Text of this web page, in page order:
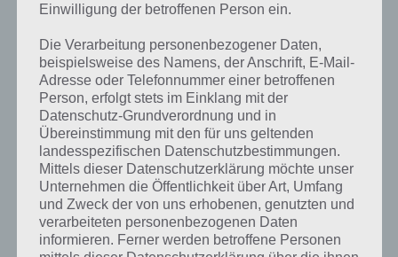
Kurze Begriffserklärung zur Lösung
Einwilligung der betroffenen Person ein.
Die Verarbeitung personenbezogener Daten,
beispielsweise des Namens, der Anschrift, E-Mail-
Adresse oder Telefonnummer einer betroffenen
Person, erfolgt stets im Einklang mit der
Datenschutz-Grundverordnung und in
Übereinstimmung mit den für uns geltenden
landesspezifischen Datenschutzbestimmungen.
Mittels dieser Datenschutzerklärung möchte unser
Unternehmen die Öffentlichkeit über Art, Umfang
und Zweck der von uns erhobenen, genutzten und
verarbeiteten personenbezogenen Daten
informieren. Ferner werden betroffene Personen